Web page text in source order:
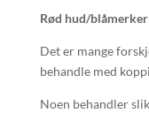
Rød hud/
Det er mange
behandle med
Noen behandler